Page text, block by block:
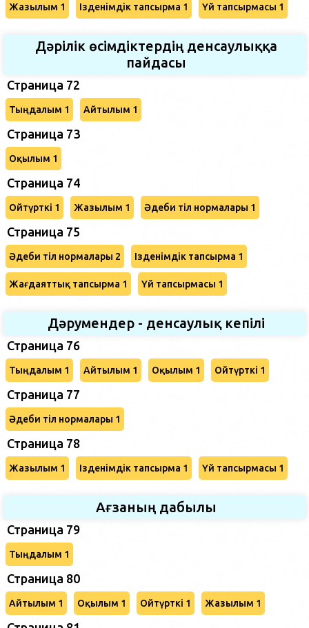
Жазылым 1 Ізденімдік тапсырма 1 Үй тапсырмасы 1
Дәрілік өсімдіктердің денсаулыққа
пайдасы
Страница 72
Тыңдалым 1 Айтылым 1
Страница 73
Оқылым 1
Страница 74
Ойтүрткі 1 Жазылым 1 Әдеби тіл нормалары 1
Страница 75
Әдеби тіл нормалары 2 Ізденімдік тапсырма 1
Жағдаяттық тапсырма 1 Үй тапсырмасы 1
Дәрумендер - денсаулық кепілі
Страница 76
Тыңдалым 1 Айтылым 1 Оқылым 1 Ойтүрткі 1
Страница 77
Әдеби тіл нормалары 1
Страница 78
Жазылым 1 Ізденімдік тапсырма 1 Үй тапсырмасы 1
Ағзаның дабылы
Страница 79
Тыңдалым 1
Страница 80
Айтылым 1 Оқылым 1 Ойтүрткі 1 Жазылым 1